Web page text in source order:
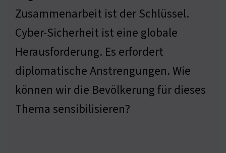
Zusammenarbeit ist der Schlüssel.
Cyber-Sicherheit ist eine globale
Herausforderung. Es erfordert
diplomatische Anstrengungen. Wie
können wir die Bevölkerung für dieses
Thema sensibilisieren?